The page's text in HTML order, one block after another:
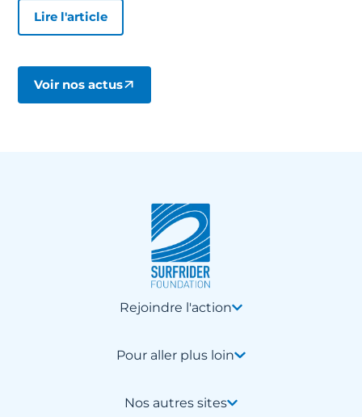
Lire l'article
Voir nos actus
Rejoindre l'action
Pour aller plus loin
Nos autres sites